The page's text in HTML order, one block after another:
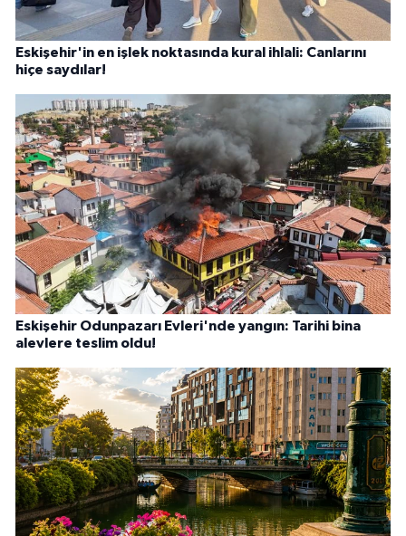
Eskişehir'in en işlek noktasında kural ihlali: Canlarını
hiçe saydılar!
Eskişehir Odunpazarı Evleri'nde yangın: Tarihi bina
alevlere teslim oldu!